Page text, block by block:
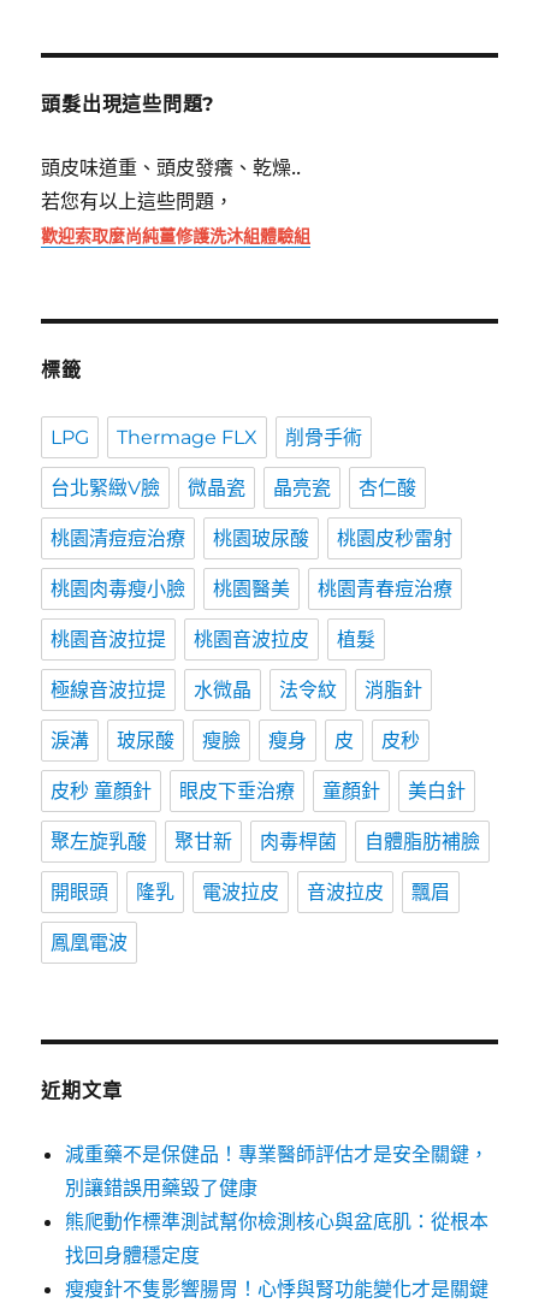
鍵
頭髮出現這些問題?
頭皮味道重、頭皮發癢、乾燥..
若您有以上這些問題，
歡迎索取麼尚純薑修護洗沐組體驗組
標籤
LPG Thermage FLX 削骨手術
台北緊緻V臉 微晶瓷 晶亮瓷 杏仁酸
桃園清痘痘治療 桃園玻尿酸 桃園皮秒雷射
桃園肉毒瘦小臉 桃園醫美 桃園青春痘治療
桃園音波拉提 桃園音波拉皮 植髮
極線音波拉提 水微晶 法令紋 消脂針
淚溝 玻尿酸 瘦臉 瘦身 皮 皮秒
皮秒 童顏針 眼皮下垂治療 童顏針 美白針
聚左旋乳酸 聚甘新 肉毒桿菌 自體脂肪補臉
開眼頭 隆乳 電波拉皮 音波拉皮 飄眉
鳳凰電波
近期文章
減重藥不是保健品！專業醫師評估才是安全關鍵，
別讓錯誤用藥毀了健康
熊爬動作標準測試幫你檢測核心與盆底肌：從根本
找回身體穩定度
瘦瘦針不隻影響腸胃！心悸與腎功能變化才是關鍵